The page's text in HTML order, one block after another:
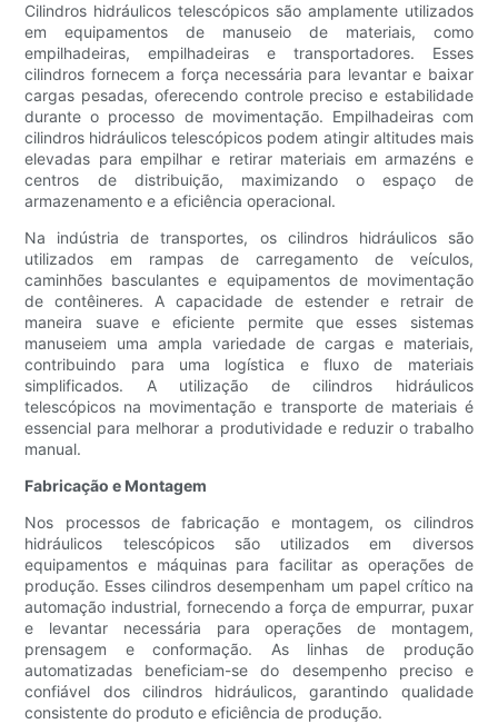
Cilindros hidráulicos telescópicos são amplamente utilizados
em equipamentos de manuseio de materiais, como
empilhadeiras, empilhadeiras e transportadores. Esses
cilindros fornecem a força necessária para levantar e baixar
cargas pesadas, oferecendo controle preciso e estabilidade
durante o processo de movimentação. Empilhadeiras com
cilindros hidráulicos telescópicos podem atingir altitudes mais
elevadas para empilhar e retirar materiais em armazéns e
centros de distribuição, maximizando o espaço de
armazenamento e a eficiência operacional.
Na indústria de transportes, os cilindros hidráulicos são
utilizados em rampas de carregamento de veículos,
caminhões basculantes e equipamentos de movimentação
de contêineres. A capacidade de estender e retrair de
maneira suave e eficiente permite que esses sistemas
manuseiem uma ampla variedade de cargas e materiais,
contribuindo para uma logística e fluxo de materiais
simplificados. A utilização de cilindros hidráulicos
telescópicos na movimentação e transporte de materiais é
essencial para melhorar a produtividade e reduzir o trabalho
manual.
Fabricação e Montagem
Nos processos de fabricação e montagem, os cilindros
hidráulicos telescópicos são utilizados em diversos
equipamentos e máquinas para facilitar as operações de
produção. Esses cilindros desempenham um papel crítico na
automação industrial, fornecendo a força de empurrar, puxar
e levantar necessária para operações de montagem,
prensagem e conformação. As linhas de produção
automatizadas beneficiam-se do desempenho preciso e
confiável dos cilindros hidráulicos, garantindo qualidade
consistente do produto e eficiência de produção.